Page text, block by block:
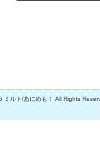
ミルト/あにめも！ All Rights